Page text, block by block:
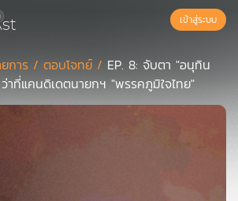
เข้าสู่ระบบ
ยการ /ตอบโจทย์ / EP. 8: จับตา "อนุทิน
ที่แคนดิเดตนายกฯ "พรรคภูมิใจไทย"